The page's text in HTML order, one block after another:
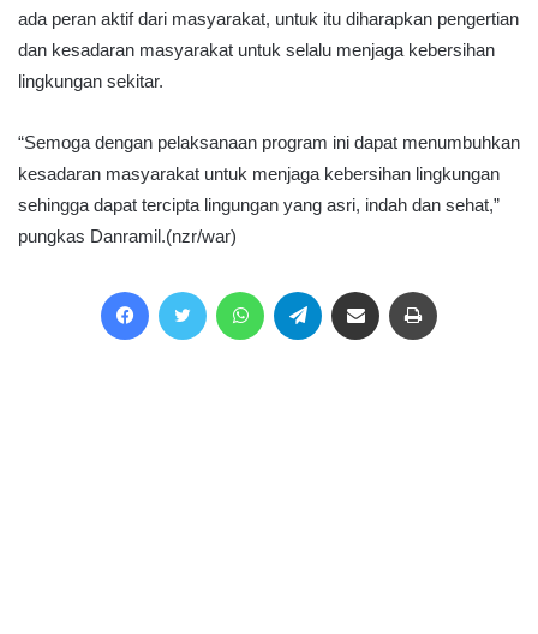
ada peran aktif dari masyarakat, untuk itu diharapkan pengertian
dan kesadaran masyarakat untuk selalu menjaga kebersihan
lingkungan sekitar.
“Semoga dengan pelaksanaan program ini dapat menumbuhkan
kesadaran masyarakat untuk menjaga kebersihan lingkungan
sehingga dapat tercipta lingungan yang asri, indah dan sehat,”
pungkas Danramil.(nzr/war)